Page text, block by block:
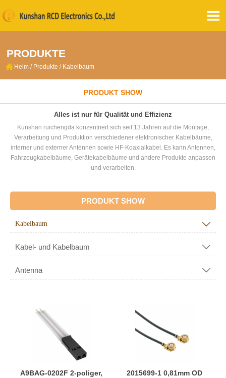

PRODUKTE
 Heim / Produkte / Kabelbaum
PRODUKT SHOW
Alles ist nur für Qualität und Effizienz
Kunshan ruichengda konzentriert sich seit 13 Jahren auf die Montage,
Verarbeitung und Produktion verschiedener elektronischer Kabelbäume,
interner und externer Antennen sowie HF-Koaxialkabel. Es kann Antennen,
Fahrzeugkabelbäume, Gerätekabelbäume und andere Produkte anpassen
und verarbeiten.
PRODUKT SHOW
Kabelbaum 
Kabel- und Kabelbaum 
Antenna 
A9BAG-0202F 2-poliger,
2015699-1 0,81mm OD